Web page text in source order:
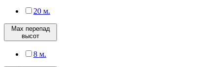
20 м.
Max перепад
высот
8 м.